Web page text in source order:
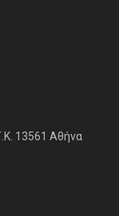
13561 Αθήνα